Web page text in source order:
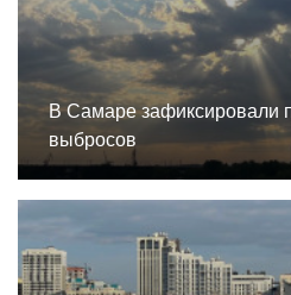
В Самаре зафиксировали
выбросов